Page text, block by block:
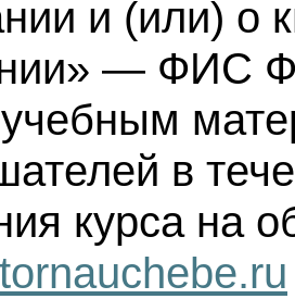
и (или) о
— ФИС
в
курса на